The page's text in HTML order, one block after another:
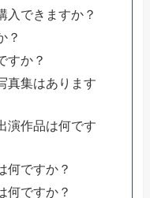
入できますか？
？
すか？
真集はあります
演作品は何です
何ですか？
何ですか？